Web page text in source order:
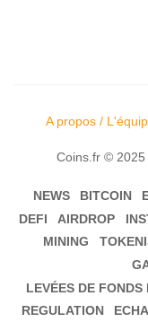
A propos /
Coins.fr ©
NEWS BITCOIN
DEFI
AIRDROP
MINING
LEVÉES DE FONDS
REGULATION